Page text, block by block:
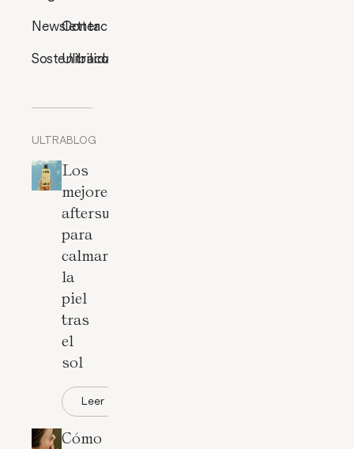
Newsletter
Contacto
Sostenibilidad
Ultracosmética
ULTRABLOG
Los
mejores
aftersun
para
calmar
la
piel
tras
el
sol
Leer
Cómo